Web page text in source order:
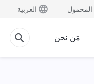
المحمول العربية
مَن نحن